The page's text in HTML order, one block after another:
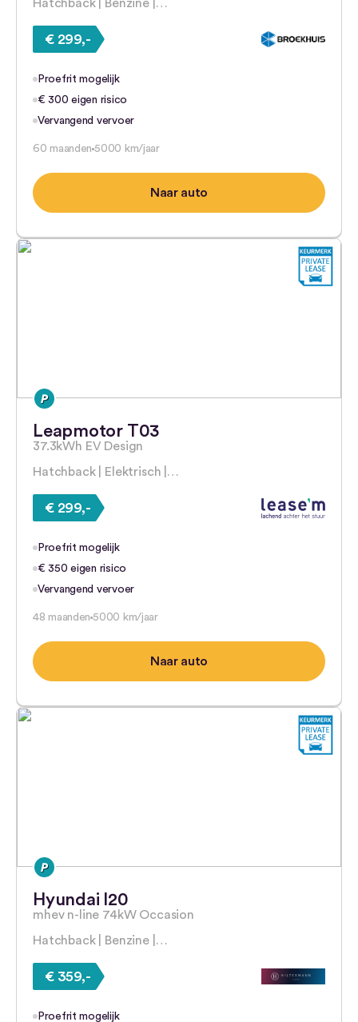
Hatchback | Benzine |…
€ 299,-
Proefrit mogelijk
€ 300 eigen risico
Vervangend vervoer
60 maanden 5000 km/jaar
Naar auto
Leapmotor T03
37.3kWh EV Design
Hatchback | Elektrisch |…
€ 299,-
Proefrit mogelijk
€ 350 eigen risico
Vervangend vervoer
48 maanden 5000 km/jaar
Naar auto
Hyundai I20
mhev n-line 74kW Occasion
Hatchback | Benzine |…
€ 359,-
Proefrit mogelijk